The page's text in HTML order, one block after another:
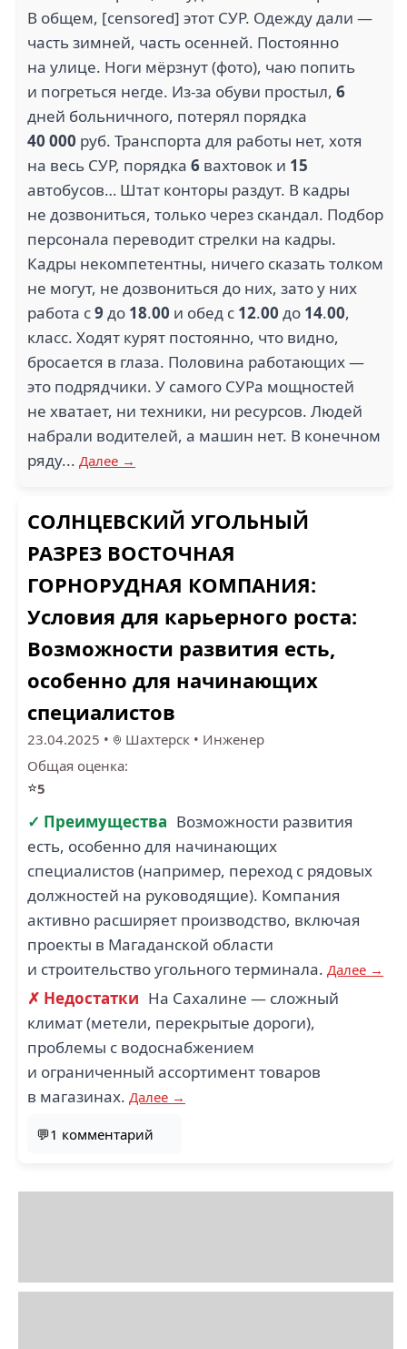
В общем, [censored] этот СУР. Одежду дали —
часть зимней, часть осенней. Постоянно
на улице. Ноги мёрзнут (фото), чаю попить
и погреться негде. Из-за обуви простыл, 6
дней больничного, потерял порядка
40 000 руб. Транспорта для работы нет, хотя
на весь СУР, порядка 6 вахтовок и 15
автобусов… Штат конторы раздут. В кадры
не дозвониться, только через скандал. Подбор
персонала переводит стрелки на кадры.
Кадры некомпетентны, ничего сказать толком
не могут, не дозвониться до них, зато у них
работа с9 до 18.00 и обед с 12.00 до 14.00,
класс. Ходят курят постоянно, что видно,
бросается в глаза. Половина работающих —
это подрядчики. У самого СУРа мощностей
не хватает, ни техники, ни ресурсов. Людей
набрали водителей, а машин нет. В конечном
ряду... Далее →
СОЛНЦЕВСКИЙ УГОЛЬНЫЙ
РАЗРЕЗ ВОСТОЧНАЯ
ГОРНОРУДНАЯ КОМПАНИЯ:
Условия для карьерного роста:
Возможности развития есть,
особенно для начинающих
специалистов
23.04.2025 • Шахтерск • Инженер
Общая оценка:
⭐5
✓ Преимущества Возможности развития
есть, особенно для начинающих
специалистов (например, переход с рядовых
должностей на руководящие). Компания
активно расширяет производство, включая
проекты в Магаданской области
и строительство угольного терминала. Далее →
✗ Недостатки На Сахалине — сложный
климат (метели, перекрытые дороги),
проблемы с водоснабжением
и ограниченный ассортимент товаров
в магазинах. Далее →
💬1 комментарий